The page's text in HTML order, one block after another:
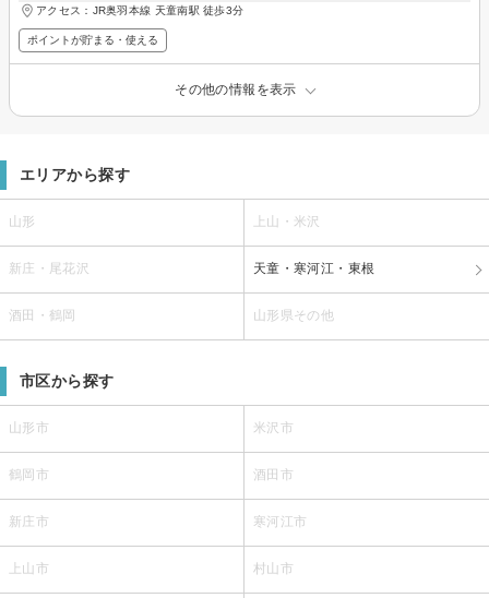
アクセス：JR奥羽本線 天童南駅 徒歩3分
ポイントが貯まる・使える
その他の情報を表示
エリアから探す
山形 上山・米沢
新庄・尾花沢 天童・寒河江・東根
酒田・鶴岡 山形県その他
市区から探す
山形市 米沢市
鶴岡市 酒田市
新庄市 寒河江市
上山市 村山市